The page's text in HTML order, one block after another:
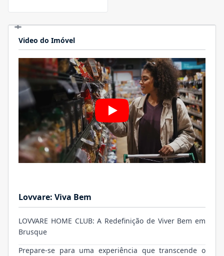
Video do Imóvel
Lovvare: Viva Bem
LOVVARE HOME CLUB: A Redefinição de Viver Bem em
Brusque
Prepare-se para uma experiência que transcende o